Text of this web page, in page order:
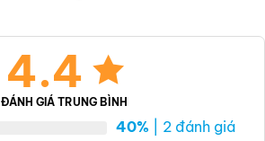
4.4
ĐÁNH GIÁ TRUNG BÌNH
40% | 2 đánh giá